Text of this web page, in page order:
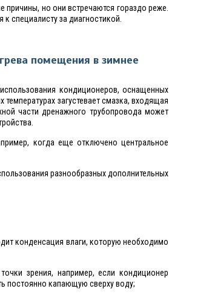
но они встречаются гораздо реже.
специалисту за диагностикой.
помещения в зимнее
кондиционеров, оснащенных
загустевает смазка, входящая
части дренажного трубопровода может
когда еще отключено центральное
разнообразных дополнительных
конденсация влаги, которую необходимо
зрения, например, если кондиционер
постоянно капающую сверху воду;